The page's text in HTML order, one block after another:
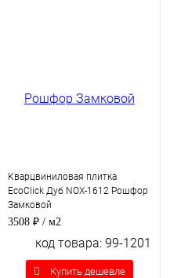
Кварцвиниловая плитка
EcoClick Дуб NOX-1612 Рошфор
Замковой
3508 ₽ / м2
код товара: 99-1201
Купить дешевле